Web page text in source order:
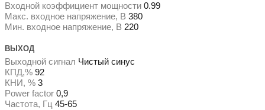
Входной коэффициент мощности 0.99
Макс. входное напряжение, В 380
Мин. входное напряжение, В 220
ВЫХОД
Выходной сигнал Чистый синус
КПД,% 92
КНИ, % 3
Power factor 0,9
Частота, Гц 45-65